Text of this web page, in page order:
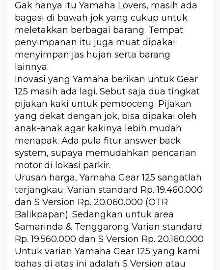
Gak hanya itu Yamaha Lovers, masih ada
bagasi di bawah jok yang cukup untuk
meletakkan berbagai barang. Tempat
penyimpanan itu juga muat dipakai
menyimpan jas hujan serta barang
lainnya.
Inovasi yang Yamaha berikan untuk Gear
125 masih ada lagi. Sebut saja dua tingkat
pijakan kaki untuk pemboceng. Pijakan
yang dekat dengan jok, bisa dipakai oleh
anak-anak agar kakinya lebih mudah
menapak. Ada pula fitur answer back
system, supaya memudahkan pencarian
motor di lokasi parkir.
Urusan harga, Yamaha Gear 125 sangatlah
terjangkau. Varian standard Rp. 19.460.000
dan S Version Rp. 20.060.000 (OTR
Balikpapan). Sedangkan untuk area
Samarinda & Tenggarong Varian standard
Rp. 19.560.000 dan S Version Rp. 20.160.000
Untuk varian Yamaha Gear 125 yang kami
bahas di atas ini adalah S Version atau